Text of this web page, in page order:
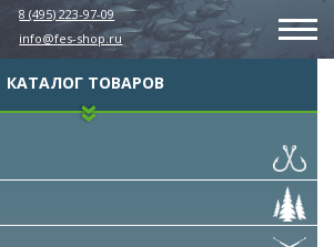
8 (495) 223-97-09
info@fes-shop.ru
КАТАЛОГ ТОВАРОВ